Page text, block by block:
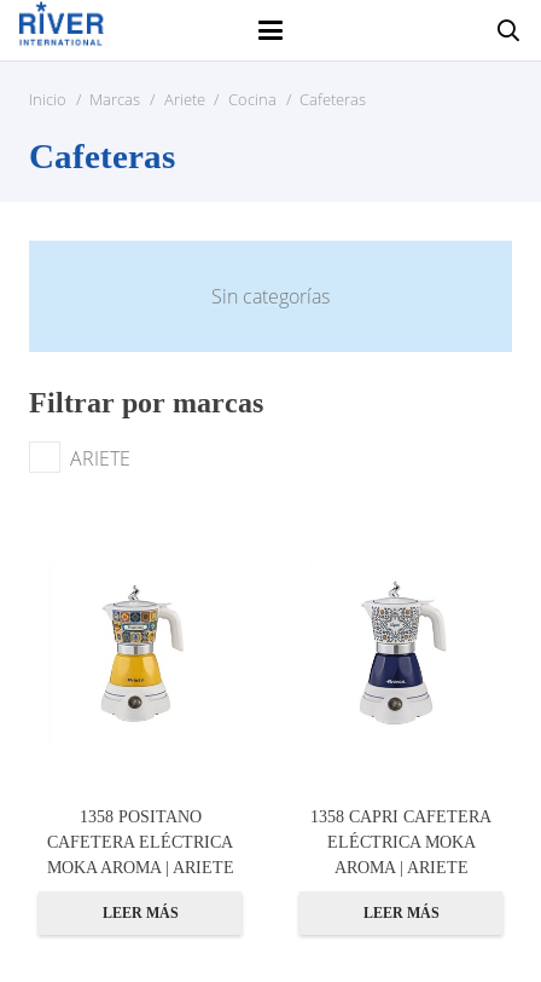
Inicio / Marcas / Ariete / Cocina / Cafeteras
Cafeteras
Sin categorías
Filtrar por marcas
ARIETE
1358 POSITANO
CAFETERA ELÉCTRICA
MOKA AROMA | ARIETE
LEER MÁS
1358 CAPRI CAFETERA
ELÉCTRICA MOKA
AROMA | ARIETE
LEER MÁS